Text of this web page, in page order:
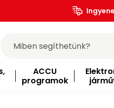
ACCU
programok